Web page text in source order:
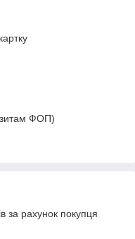
ФОП)
за рахунок покупця